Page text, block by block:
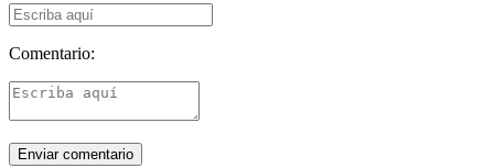
Comentario: